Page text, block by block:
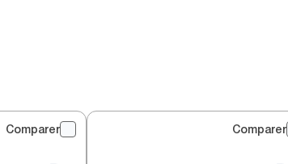
Comparer Comparer